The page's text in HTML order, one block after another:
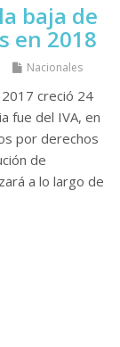
baja de
en 2018
Nacionales
creció 24
fue del IVA, en
por derechos
de
a lo largo de